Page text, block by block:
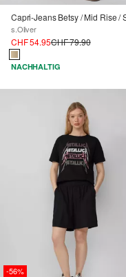
s.Oliver
CHF 54.95CHF 79.90
NACHHALTIG
-56%